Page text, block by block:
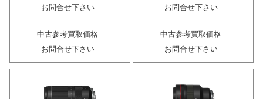
お問合せ下さい
中古参考買取価格
お問合せ下さい
お問合せ下さい
中古参考買取価格
お問合せ下さい